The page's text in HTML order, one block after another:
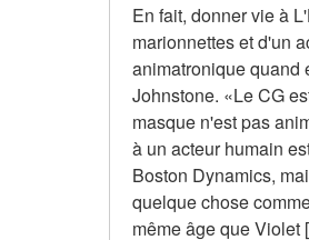
En fait, donner vie à
marionnettes et d'un
animatronique quand
Johnstone. «Le CG
masque n'est pas
à un acteur humain
Boston Dynamics,
quelque chose
même âge que Violet